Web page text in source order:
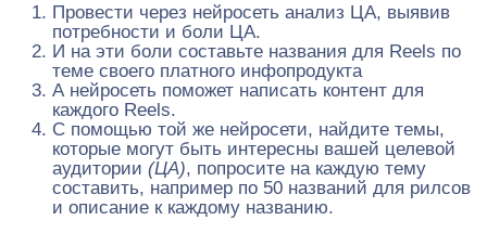
Провести через нейросеть анализ ЦА, выявив
потребности и боли ЦА.
И на эти боли составьте названия для Reels по
теме своего платного инфопродукта
А нейросеть поможет написать контент для
каждого Reels.
С помощью той же нейросети, найдите темы,
которые могут быть интересны вашей целевой
аудитории (ЦА), попросите на каждую тему
составить, например по 50 названий для рилсов
и описание к каждому названию.